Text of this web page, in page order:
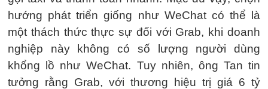
hướng phát triển giống như WeChat có thể là
một thách thức thực sự đối với Grab, khi doanh
nghiệp này không có số lượng người dùng
khổng lồ như WeChat. Tuy nhiên, ông Tan tin
tưởng rằng Grab, với thương hiệu trị giá 6 tỷ